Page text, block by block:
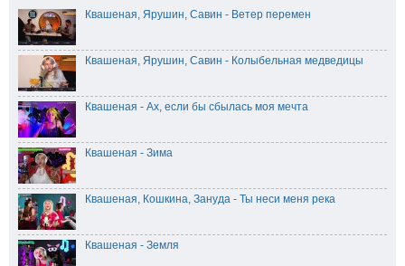
Квашеная, Ярушин, Савин - Ветер перемен
Квашеная, Ярушин, Савин - Колыбельная медведицы
Квашеная - Ах, если бы сбылась моя мечта
Квашеная - Зима
Квашеная, Кошкина, Зануда - Ты неси меня река
Квашеная - Земля